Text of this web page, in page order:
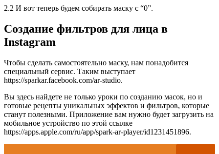
2.2 И вот теперь будем собирать маску с “0”.
Создание фильтров для лица в
Instagram
Чтобы сделать самостоятельно маску, нам понадобится
специальный сервис. Таким выступает
https://sparkar.facebook.com/ar-studio.
Вы здесь найдете не только уроки по созданию масок, но и
готовые рецепты уникальных эффектов и фильтров, которые
станут полезными. Приложение вам нужно будет загрузить на
мобильное устройство по этой ссылке
https://apps.apple.com/ru/app/spark-ar-player/id1231451896.